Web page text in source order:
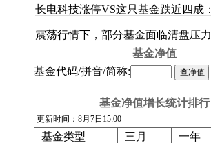
长电科技涨停VS这只基金跌近 四 成 ：
震荡行情下，部分基金面临清盘压力
基金净值
基金代码/拼音/简称:
基金净值增长统计排行
更新时间：8月7日15:00
基金类型 三月 一年